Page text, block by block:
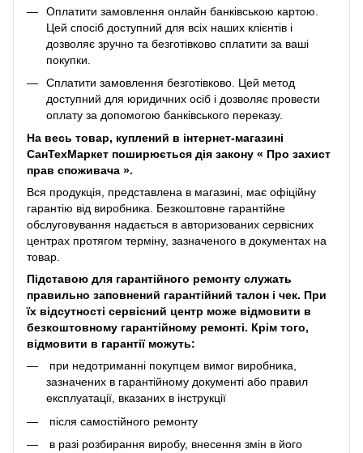
Оплатити замовлення онлайн банківською картою.
Цей спосіб доступний для всіх наших клієнтів і
дозволяє зручно та безготівково сплатити за ваші
покупки.
Сплатити замовлення безготівково. Цей метод
доступний для юридичних осіб і дозволяє провести
оплату за допомогою банківського переказу.
На весь товар, куплений в інтернет-магазині
СанТехМаркет поширюється дія закону « Про захист
прав споживача ».
Вся продукція, представлена ​​в магазині, має офіційну
гарантію від виробника. Безкоштовне гарантійне
обслуговування надається в авторизованих сервісних
центрах протягом терміну, зазначеного в документах на
товар.
Підставою для гарантійного ремонту служать
правильно заповнений гарантійний талон і чек. При
їх відсутності сервісний центр може відмовити в
безкоштовному гарантійному ремонті. Крім того,
відмовити в гарантії можуть:
при недотриманні покупцем вимог виробника,
зазначених в гарантійному документі або правил
експлуатації, вказаних в інструкції
після самостійного ремонту
в разі розбирання виробу, внесення змін в його